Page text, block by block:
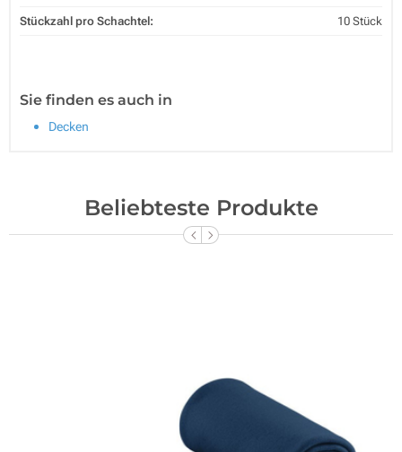
Stückzahl pro Schachtel: 10 Stück
Sie finden es auch in
Decken
Beliebteste Produkte